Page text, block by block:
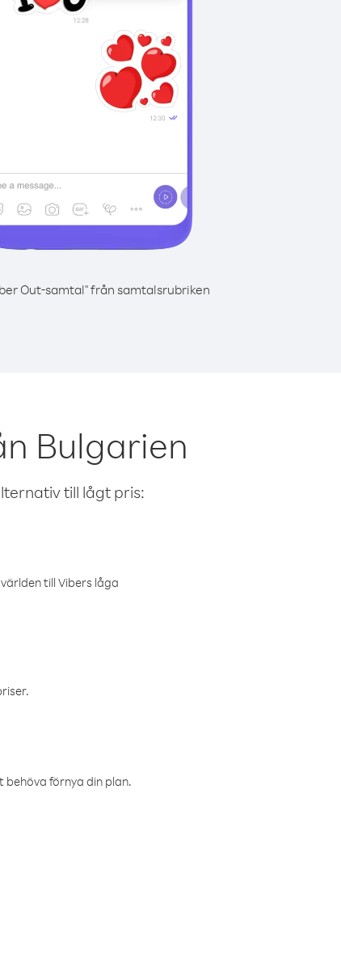
Out-samtal" från samtalsrubriken
Bulgarien
till lågt pris:
till Vibers låga
förnya din plan.